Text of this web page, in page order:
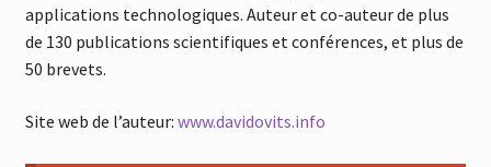
applications technologiques. Auteur et co-auteur de plus
de 130 publications scientifiques et conférences, et plus de
50 brevets.
Site web de l’auteur: www.davidovits.info